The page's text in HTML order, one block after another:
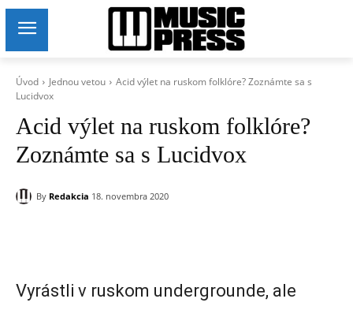
Úvod Jednou vetou
Acid výlet na ruskom folklóre? Zoznámte sa s
Lucidvox
Acid výlet na ruskom folklóre?
Zoznámte sa s Lucidvox
By Redakcia 18. novembra 2020
Vyrástli v ruskom undergrounde, ale